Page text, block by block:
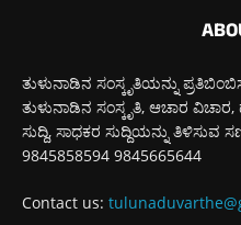
ತುಳುನಾಡಿನ ಸಂಸ್ಕೃತಿಯನ್ನು
ತುಳುನಾಡಿನ ಸಂಸ್ಕೃತಿ, ಆಚಾರ ವಿಚಾರ,
ಸುದ್ದಿ, ಸಾಧಕರ ಸುದ್ದಿಯನ್ನು ತಿಳಿಸುವ
9845858594 9845665644
Contact us: